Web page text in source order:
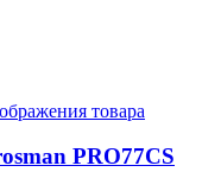
PRO77CS